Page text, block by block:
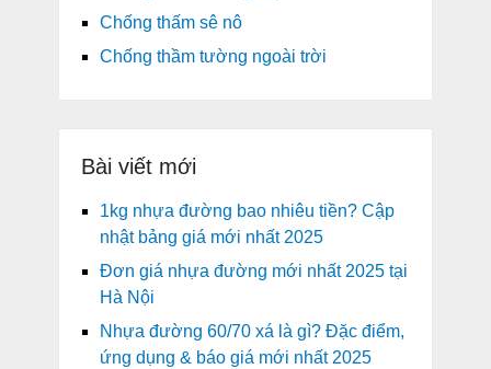
Chống thấm sê nô
Chống thầm tường ngoài trời
Bài viết mới
1kg nhựa đường bao nhiêu tiền? Cập
nhật bảng giá mới nhất 2025
Đơn giá nhựa đường mới nhất 2025 tại
Hà Nội
Nhựa đường 60/70 xá là gì? Đặc điểm,
ứng dụng & báo giá mới nhất 2025